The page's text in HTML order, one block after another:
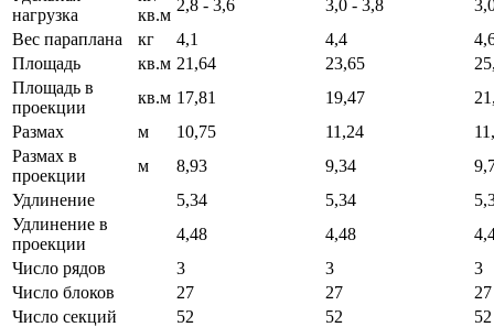
нагрузка
кв.м
2,8 - 3,6 3,0 - 3,8
Вес параплана
кг 4,1 4,4
Площадь
кв.м 21,64 23,65
Площадь в
проекции
кв.м 17,81 19,47
Размах
м 10,75 11,24
Размах в
проекции
м 8,93 9,34
Удлинение
5,34 5,34
Удлинение в
проекции
4,48 4,48
Число рядов
3 3
3
Число блоков
27 27
27
Число секций
52 52
52